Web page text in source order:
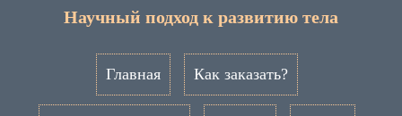
Научный подход к развитию тела
Главная Как заказать?